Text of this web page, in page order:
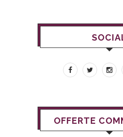
OFFERTE